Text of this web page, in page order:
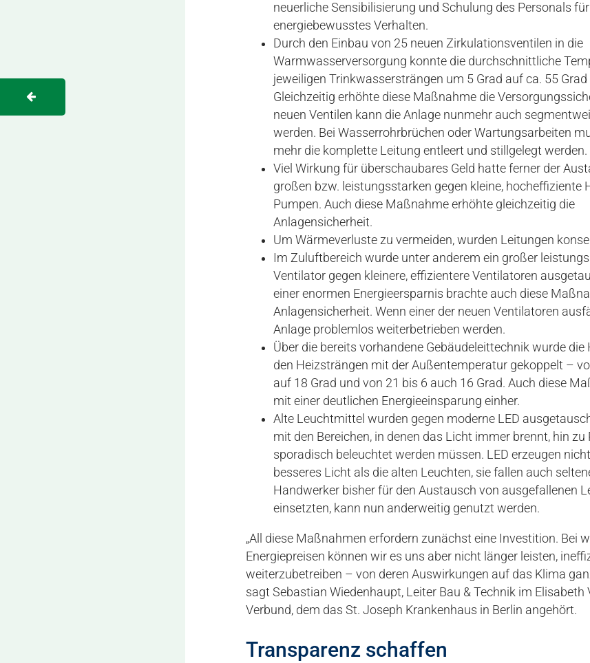
neuerliche Sensibilisierung und Schulung des Personals für
energiebewusstes Verhalten.
Durch den Einbau von 25 neuen Zirkulationsventilen in die
Warmwasserversorgung konnte die durchschnittliche
jeweiligen Trinkwassersträngen um 5 Grad auf ca. 55
Gleichzeitig erhöhte diese Maßnahme die
neuen Ventilen kann die Anlage nunmehr auch
werden. Bei Wasserrohrbrüchen oder Wartungsarbeiten
mehr die komplette Leitung entleert und stillgelegt werden.
Viel Wirkung für überschaubares Geld hatte ferner der
großen bzw. leistungsstarken gegen kleine, hocheffiziente
Pumpen. Auch diese Maßnahme erhöhte gleichzeitig die
Anlagensicherheit.
Um Wärmeverluste zu vermeiden, wurden Leitungen
Im Zuluftbereich wurde unter anderem ein großer
Ventilator gegen kleinere, effizientere Ventilatoren
einer enormen Energieersparnis brachte auch diese
Anlagensicherheit. Wenn einer der neuen Ventilatoren
Anlage problemlos weiterbetrieben werden.
Über die bereits vorhandene Gebäudeleittechnik wurde die
den Heizsträngen mit der Außentemperatur gekoppelt –
auf 18 Grad und von 21 bis 6 auch 16 Grad. Auch diese
mit einer deutlichen Energieeinsparung einher.
Alte Leuchtmittel wurden gegen moderne LED
mit den Bereichen, in denen das Licht immer brennt, hin zu
sporadisch beleuchtet werden müssen. LED erzeugen
besseres Licht als die alten Leuchten, sie fallen auch
Handwerker bisher für den Austausch von ausgefallenen
einsetzten, kann nun anderweitig genutzt werden.
„All diese Maßnahmen erfordern zunächst eine Investition. Bei
Energiepreisen können wir es uns aber nicht länger leisten,
weiterzubetreiben – von deren Auswirkungen auf das Klima
sagt Sebastian Wiedenhaupt, Leiter Bau & Technik im Elisabeth
Verbund, dem das St. Joseph Krankenhaus in Berlin angehört.
Transparenz schaffen